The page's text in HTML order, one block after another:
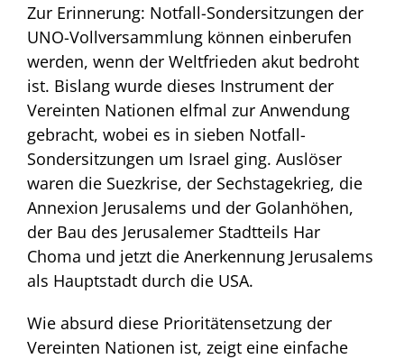
Zur Erinnerung: Notfall-Sondersitzungen der
UNO-Vollversammlung können einberufen
werden, wenn der Weltfrieden akut bedroht
ist. Bislang wurde dieses Instrument der
Vereinten Nationen elfmal zur Anwendung
gebracht, wobei es in sieben Notfall-
Sondersitzungen um Israel ging. Auslöser
waren die Suezkrise, der Sechstagekrieg, die
Annexion Jerusalems und der Golanhöhen,
der Bau des Jerusalemer Stadtteils Har
Choma und jetzt die Anerkennung Jerusalems
als Hauptstadt durch die USA.
Wie absurd diese Prioritätensetzung der
Vereinten Nationen ist, zeigt eine einfache